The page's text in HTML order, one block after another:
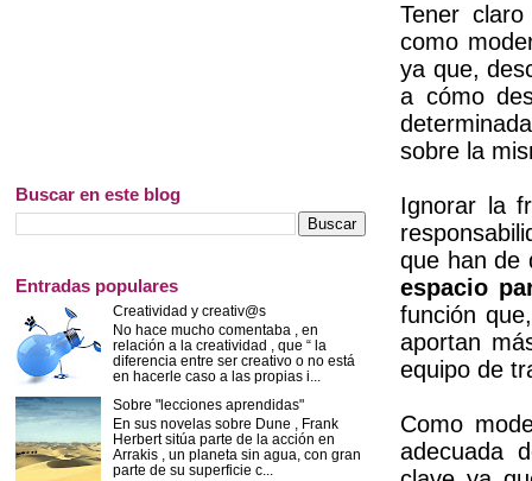
Tener
como
ya que,
a cómo
sobre la
Ignorar la
que han de
espacio
función
aportan
equipo de
Como
adecuada
Buscar en este blog
Entradas populares
Creatividad y creativ@s
No hace mucho comentaba , en
relación a la creatividad , que “ la
diferencia entre ser creativo o no está
en hacerle caso a las propias i...
Sobre "lecciones aprendidas"
En sus novelas sobre Dune , Frank
Herbert sitúa parte de la acción en
Arrakis , un planeta sin agua, con gran
parte de su superficie c...